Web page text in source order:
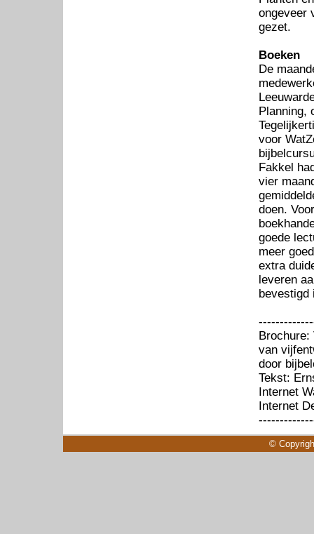
ongeveer
gezet.
Boeken
De
Planning,
voor
Fakkel
vier
doen.
goede
meer
extra
leveren
bevestigd
Brochure:
van
door
Tekst:
Internet
Internet
©